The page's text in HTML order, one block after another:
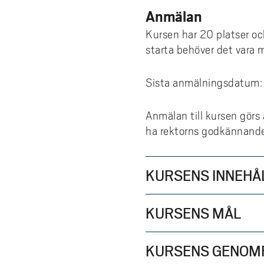
Anmälan
Kursen har 20 platser
starta behöver det vara
Sista anmälningsdatum:
Anmälan till kursen
ha rektorns
KURSENS
KURSENS MÅL
KURSENS